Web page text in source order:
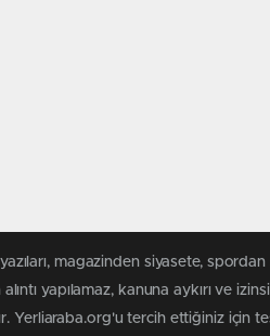
magazinden siyasete,
yapılamaz, kanuna aykırı ve
Yerliaraba.org'u tercih ettiğiniz için